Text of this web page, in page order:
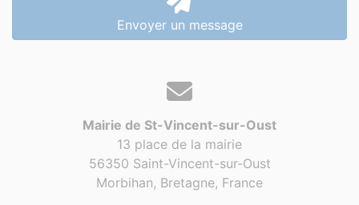
Envoyer un message
Mairie de St-Vincent-sur-Oust
13 place de la mairie
56350 Saint-Vincent-sur-Oust
Morbihan, Bretagne, France